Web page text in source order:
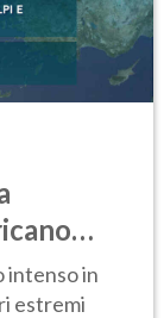
intenso in
estremi